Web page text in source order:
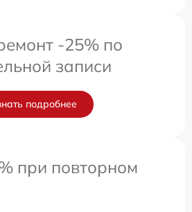
-25% по
записи
подробнее
при повторном